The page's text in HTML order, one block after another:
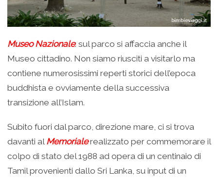
Museo Nazionale: sul parco si affaccia anche il
Museo cittadino. Non siamo riusciti a visitarlo ma
contiene numerosissimi reperti storici dell’epoca
buddhista e ovviamente della successiva
transizione all’Islam.
Subito fuori dal parco, direzione mare, ci si trova
davanti al Memoriale realizzato per commemorare il
colpo di stato del 1988 ad opera di un centinaio di
Tamil provenienti dallo Sri Lanka, su input di un